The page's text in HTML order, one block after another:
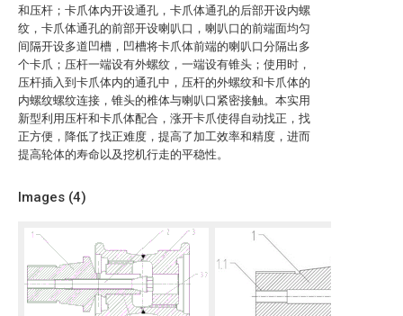
和压杆；卡爪体内开设通孔，卡爪体通孔的后部开设内螺
纹，卡爪体通孔的前部开设喇叭口，喇叭口的前端面均匀
间隔开设多道凹槽，凹槽将卡爪体前端的喇叭口分隔出多
个卡爪；压杆一端设有外螺纹，一端设有锥头；使用时，
压杆插入到卡爪体内的通孔中，压杆的外螺纹和卡爪体的
内螺纹螺纹连接，锥头的椎体与喇叭口紧密接触。本实用
新型利用压杆和卡爪体配合，涨开卡爪使得自动找正，找
正方便，降低了找正难度，提高了加工效率和精度，进而
提高轮体的寿命以及挖机行走的平稳性。
Images (4)